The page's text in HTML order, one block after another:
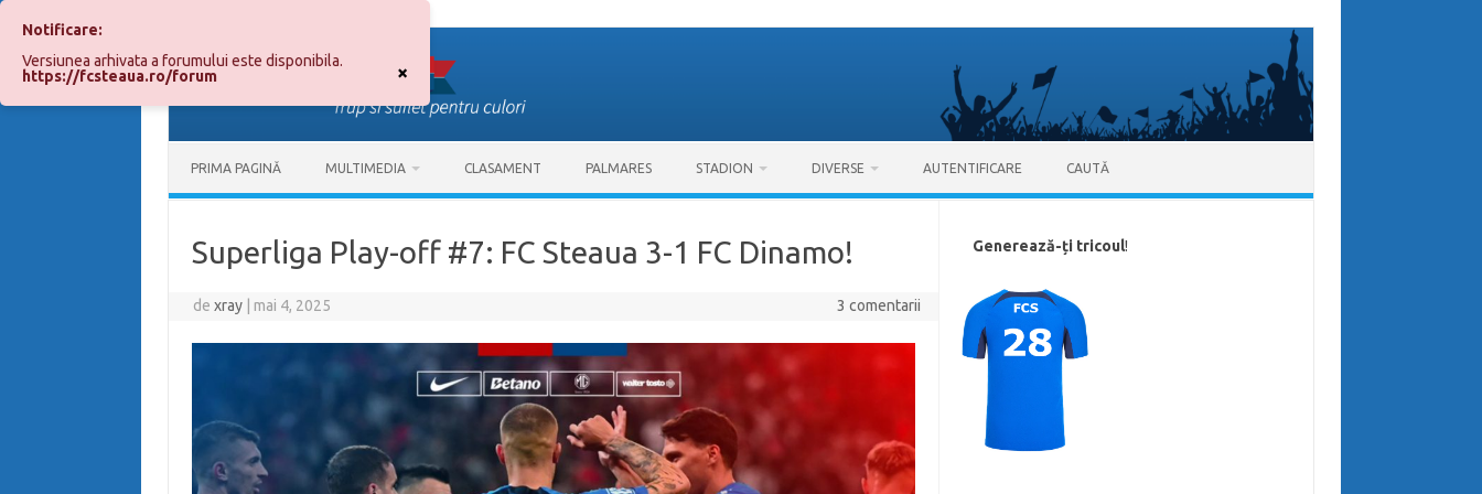
conținut
PRIMA PAGINĂ MULTIMEDIA CLASAMENT PALMARES STADION DIVERSE AUTENTIFICARE CAUTĂ
Superliga Play-off #7: FC Steaua 3-1 FC Dinamo!
dexray mai 4, 2025 3 comentarii
Generează-ți tricoul!
×
Notificare:
Versiunea arhivata a forumului este disponibila.
https://fcsteaua.ro/forum